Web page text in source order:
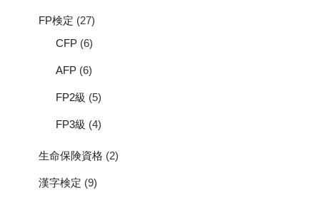
FP検定 (27)
CFP (6)
AFP (6)
FP2級 (5)
FP3級 (4)
生命保険資格 (2)
漢字検定 (9)